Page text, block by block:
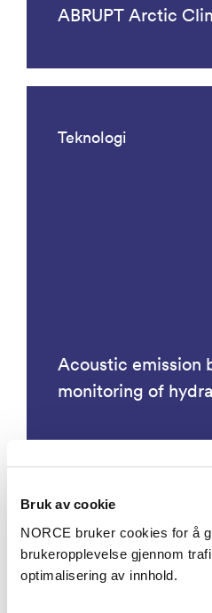
Bruk av cookie
NORCE bruker cookies for å
brukeropplevelse gjennom
optimalisering av innhold.
ABRUPT Arctic
Teknologi
Acoustic emission
monitoring of
Prosjekter